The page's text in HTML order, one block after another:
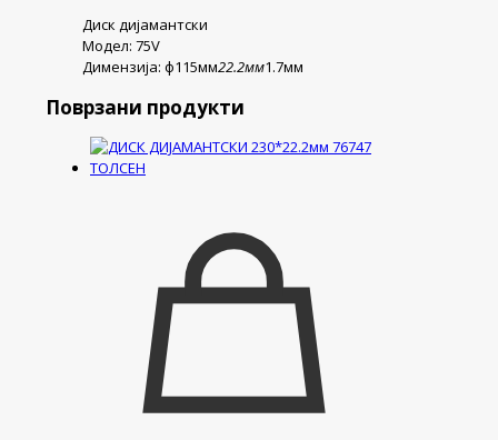
Диск дијамантски
Модел: 75V
Димензија: ф115мм22.2мм1.7мм
Поврзани продукти